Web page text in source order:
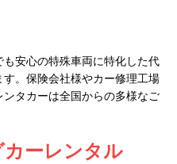
安心の特殊車両に特化した代
。保険会社様やカー修理工場
タカーは全国からの多様なご
ーレンタル